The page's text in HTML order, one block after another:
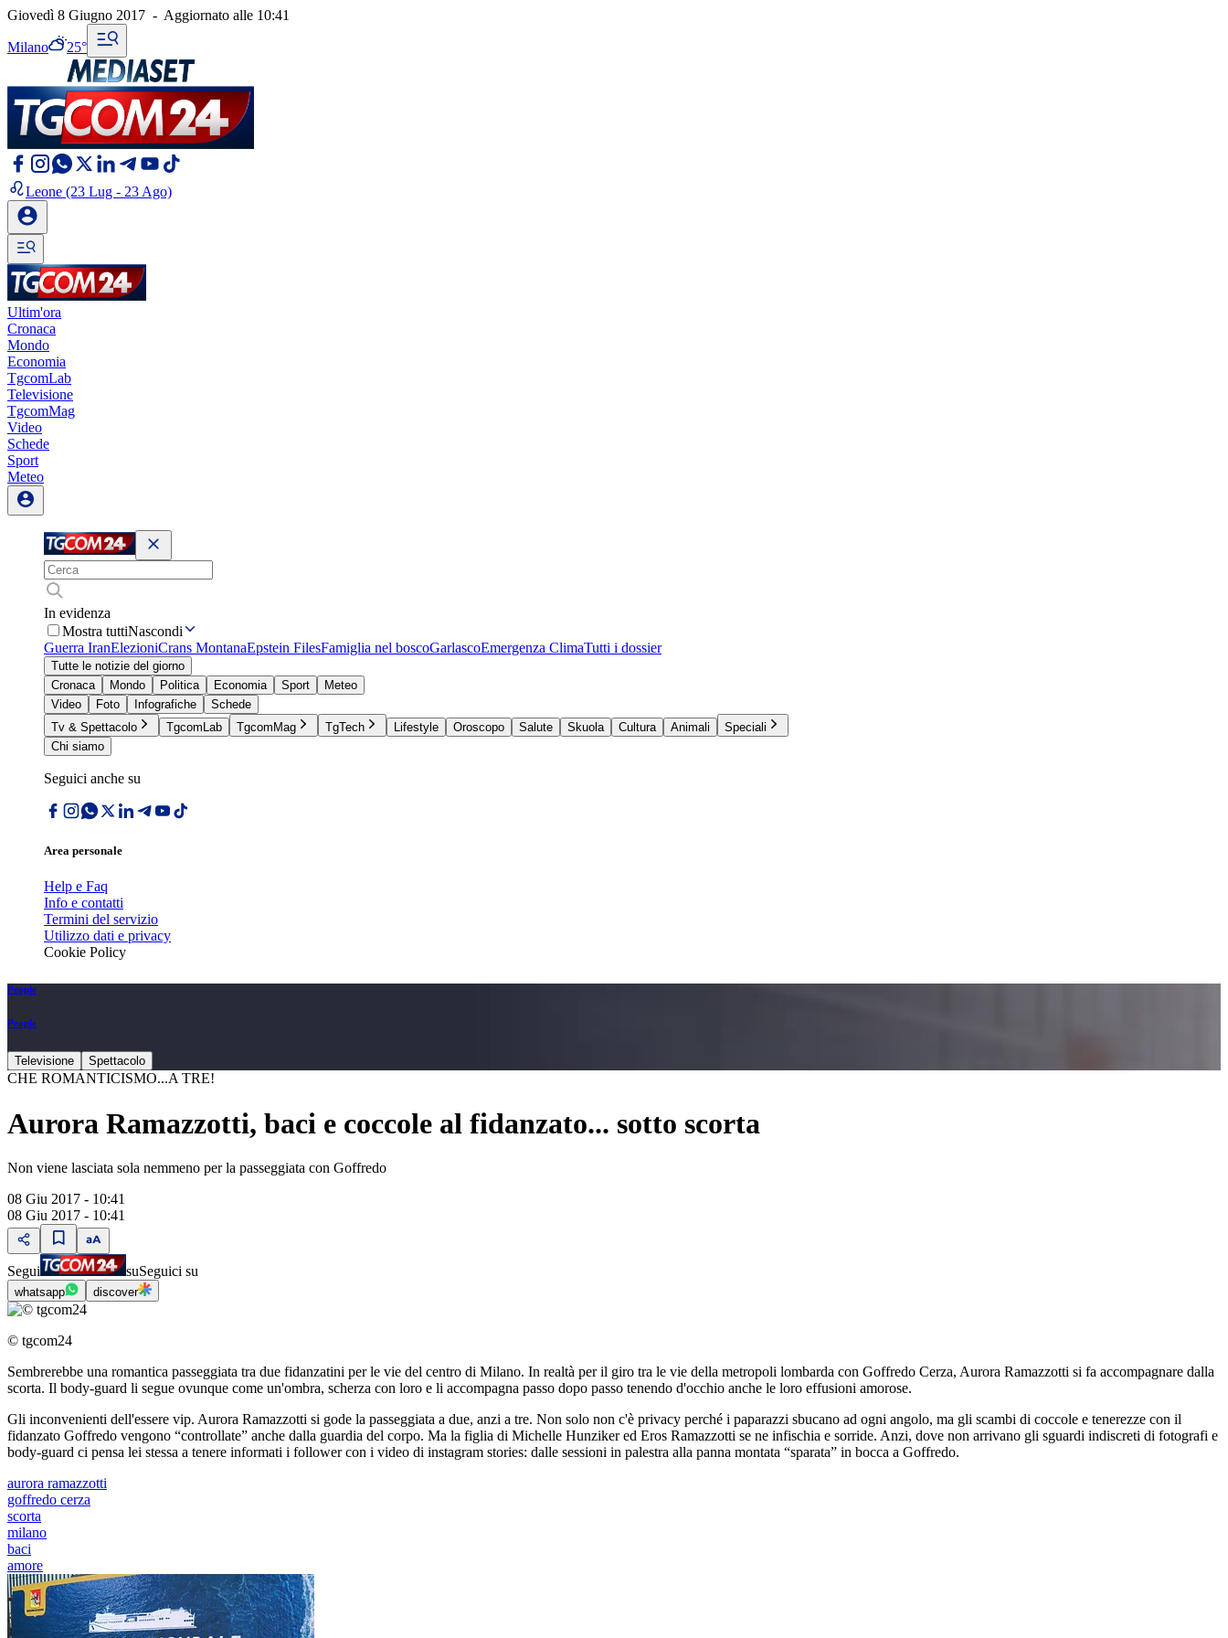
Giovedì 8 Giugno 2017 - Aggiornato alle 10:41
Milano 25°
Leone (23 Lug - 23 Ago)
Ultim'ora
Cronaca
Mondo
Economia
TgcomLab
Televisione
TgcomMag
Video
Schede
Sport
Meteo
In evidenza
Mostra tuttiNascondi
Guerra IranElezioniCrans MontanaEpstein FilesFamiglia nel boscoGarlascoEmergenza ClimaTutti i dossier
Tutte le notizie del giorno
Cronaca
Mondo Politica Economia Sport
Meteo
Video
Foto Infografiche
Schede
Tv & Spettacolo
TgcomLab TgcomMag TgTech Lifestyle Oroscopo Salute Skuola Cultura Animali
Speciali
Chi siamo
Seguici anche su
Area personale
Help e Faq
Info e contatti
Termini del servizio
Utilizzo dati e privacy
Cookie Policy
People
People
Televisione Spettacolo
CHE ROMANTICISMO...A TRE!
Aurora Ramazzotti, baci e coccole al fidanzato... sotto scorta
Non viene lasciata sola nemmeno per la passeggiata con Goffredo
08 Giu 2017 - 10:41
08 Giu 2017 - 10:41
Segui suSeguici su
whatsapp discover
© tgcom24
Sembrerebbe una romantica passeggiata tra due fidanzatini per le vie del centro di Milano. In realtà per il giro tra le vie della metropoli lombarda con Goffredo Cerza, Aurora Ramazzotti si fa accompagnare dalla
scorta. Il body-guard li segue ovunque come un'ombra, scherza con loro e li accompagna passo dopo passo tenendo d'occhio anche le loro effusioni amorose.
Gli inconvenienti dell'essere vip. Aurora Ramazzotti si gode la passeggiata a due, anzi a tre. Non solo non c'è privacy perché i paparazzi sbucano ad ogni angolo, ma gli scambi di coccole e tenerezze con il
fidanzato Goffredo vengono “controllate” anche dalla guardia del corpo. Ma la figlia di Michelle Hunziker ed Eros Ramazzotti se ne infischia e sorride. Anzi, dove non arrivano gli sguardi indiscreti di fotografi e
body-guard ci pensa lei stessa a tenere informati i follower con i video di instagram stories: dalle sessioni in palestra alla panna montata “sparata” in bocca a Goffredo.
aurora ramazzotti
goffredo cerza
scorta
milano
baci
amore